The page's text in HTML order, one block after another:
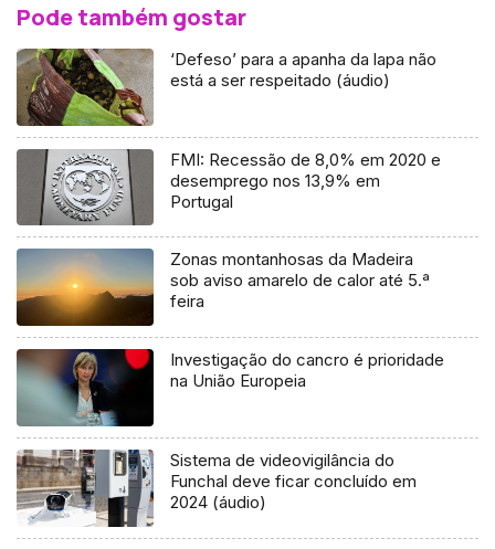
Pode também gostar
‘Defeso’ para a apanha da lapa não
está a ser respeitado (áudio)
FMI: Recessão de 8,0% em 2020 e
desemprego nos 13,9% em
Portugal
Zonas montanhosas da Madeira
sob aviso amarelo de calor até 5.ª
feira
Investigação do cancro é prioridade
na União Europeia
Sistema de videovigilância do
Funchal deve ficar concluído em
2024 (áudio)